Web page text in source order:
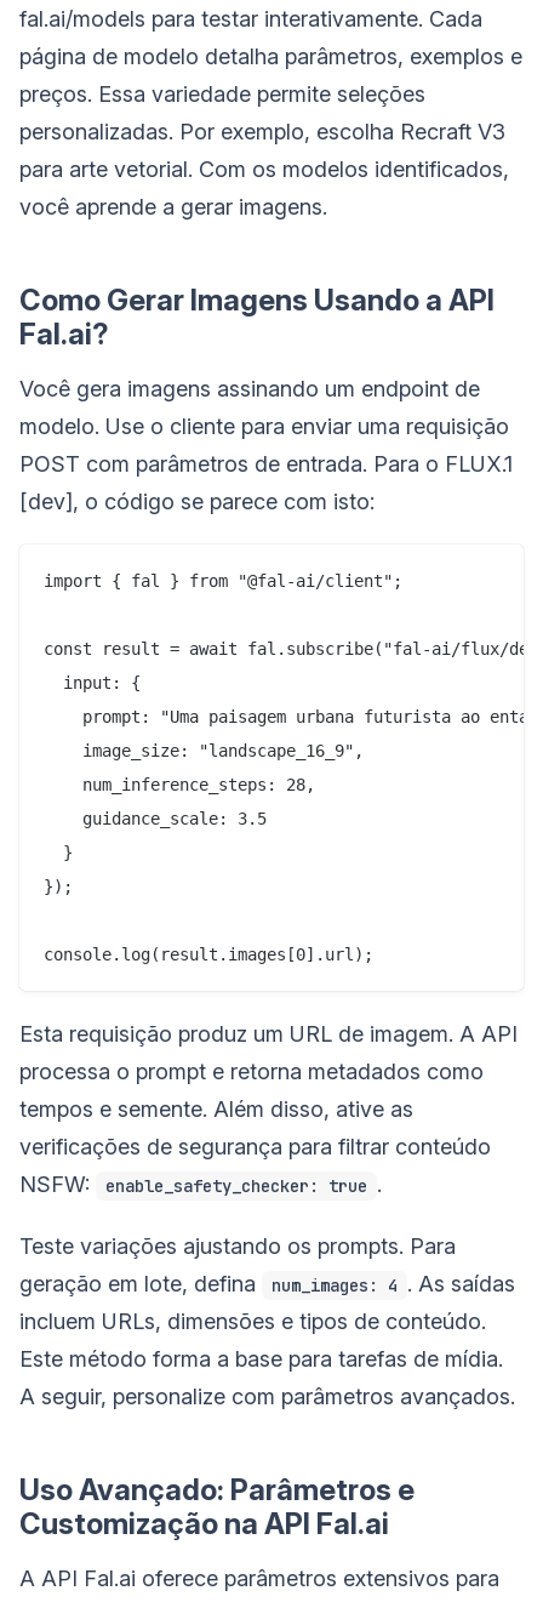
fal.ai/models para testar interativamente. Cada
página de modelo detalha parâmetros, exemplos e
preços. Essa variedade permite seleções
personalizadas. Por exemplo, escolha Recraft V3
para arte vetorial. Com os modelos identificados,
você aprende a gerar imagens.
Como Gerar Imagens Usando a API
Fal.ai?
Você gera imagens assinando um endpoint de
modelo. Use o cliente para enviar uma requisição
POST com parâmetros de entrada. Para o FLUX.1
[dev], o código se parece com isto:
import { fal } from "@fal-ai/client";
const result = await fal.subscribe("fal-ai/flux/
  input: {
prompt: "Uma paisagem urbana futurista ao
    image_size: "landscape_16_9",
    num_inference_steps: 28,
    guidance_scale: 3.5
  }
});
Esta requisição produz um URL de imagem. A API
processa o prompt e retorna metadados como
tempos e semente. Além disso, ative as
verificações de segurança para filtrar conteúdo
NSFW:
enable_safety_checker: true .
Teste variações ajustando os prompts. Para
geração em lote, defina
num_images: 4 . As saídas
incluem URLs, dimensões e tipos de conteúdo.
Este método forma a base para tarefas de mídia.
A seguir, personalize com parâmetros avançados.
Uso Avançado: Parâmetros e
Customização na API Fal.ai
A API Fal.ai oferece parâmetros extensivos para